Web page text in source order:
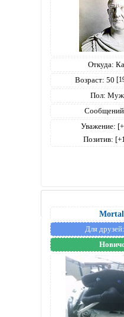
Откуда:
Возраст: 50
Пол:
Уважение:
Позитив:
Для друзей: